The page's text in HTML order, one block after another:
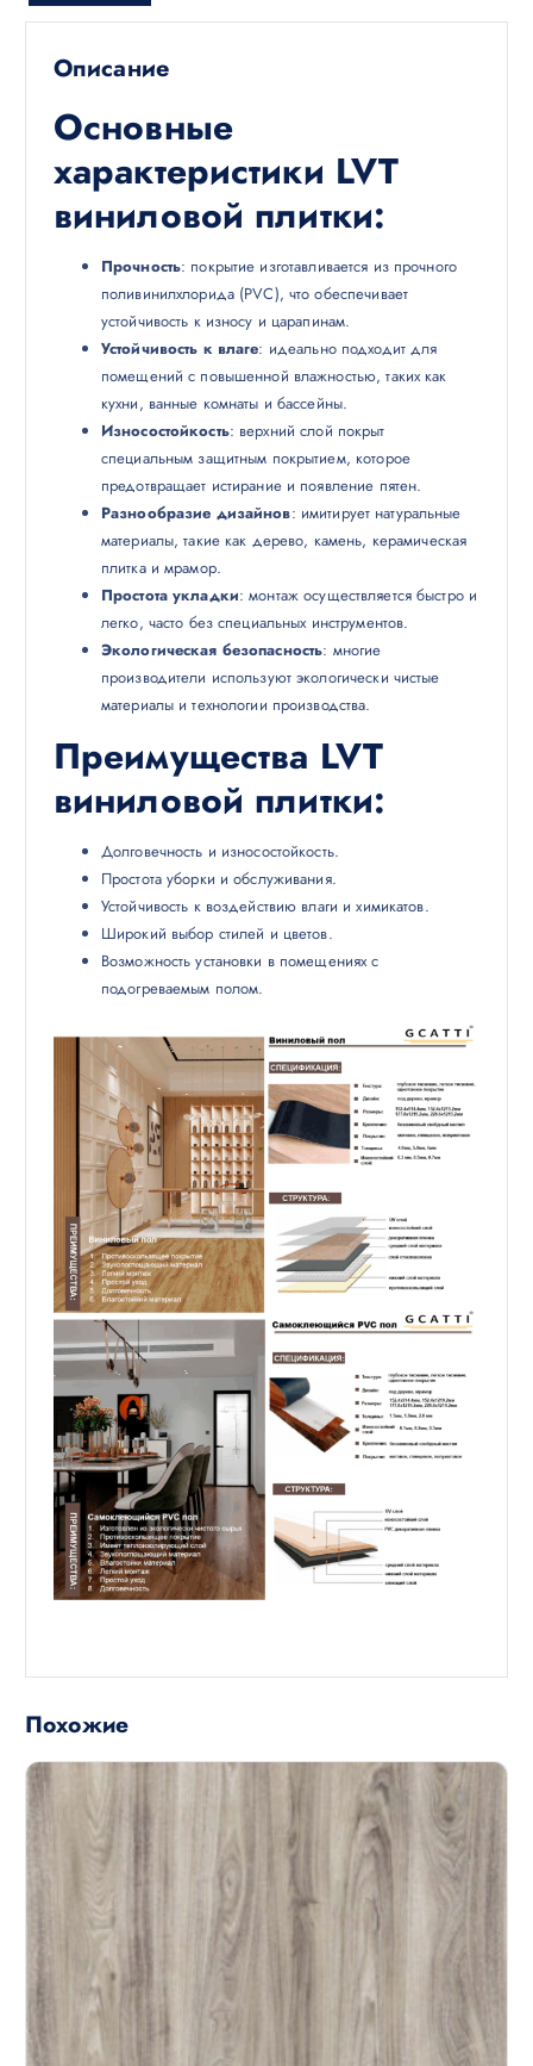
Описание
Основные
характеристики LVT
виниловой плитки:
Прочность: покрытие изготавливается из прочного
поливинилхлорида (PVC), что обеспечивает
устойчивость к износу и царапинам.
Устойчивость к влаге: идеально подходит для
помещений с повышенной влажностью, таких как
кухни, ванные комнаты и бассейны.
Износостойкость: верхний слой покрыт
специальным защитным покрытием, которое
предотвращает истирание и появление пятен.
Разнообразие дизайнов: имитирует натуральные
материалы, такие как дерево, камень, керамическая
плитка и мрамор.
Простота укладки: монтаж осуществляется быстро и
легко, часто без специальных инструментов.
Экологическая безопасность: многие
производители используют экологически чистые
материалы и технологии производства.
Преимущества LVT
виниловой плитки:
Долговечность и износостойкость.
Простота уборки и обслуживания.
Устойчивость к воздействию влаги и химикатов.
Широкий выбор стилей и цветов.
Возможность установки в помещениях с
подогреваемым полом.
Похожие